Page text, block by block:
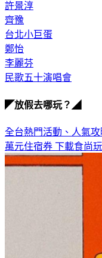
許景淳
齊豫
台北小巨蛋
鄭怡
李麗芬
民歌五十演唱會
◤放假去哪玩？◢
全台熱門活動、人氣攻
萬元住宿券 下載食尚